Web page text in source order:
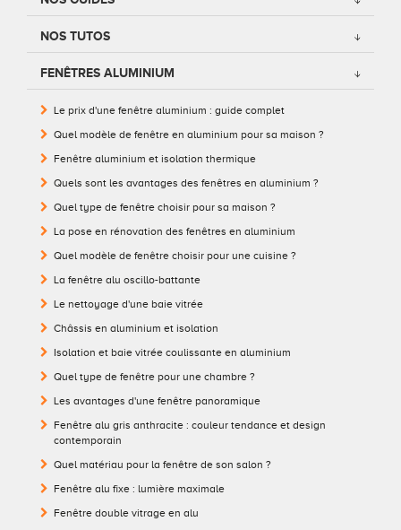
NOS TUTOS
FENÊTRES ALUMINIUM
Le prix d'une fenêtre aluminium : guide complet
Quel modèle de fenêtre en aluminium pour sa maison ?
Fenêtre aluminium et isolation thermique
Quels sont les avantages des fenêtres en aluminium ?
Quel type de fenêtre choisir pour sa maison ?
La pose en rénovation des fenêtres en aluminium
Quel modèle de fenêtre choisir pour une cuisine ?
La fenêtre alu oscillo-battante
Le nettoyage d'une baie vitrée
Châssis en aluminium et isolation
Isolation et baie vitrée coulissante en aluminium
Quel type de fenêtre pour une chambre ?
Les avantages d'une fenêtre panoramique
Fenêtre alu gris anthracite : couleur tendance et design
contemporain
Quel matériau pour la fenêtre de son salon ?
Fenêtre alu fixe : lumière maximale
Fenêtre double vitrage en alu
Demander un devis
Télécharger le catalogue
Tous nos accessoires volets battants
Télécharger le catalogue
Accessoires
Conseils pour choisir
Demander un devis
Télécharger le catalogue